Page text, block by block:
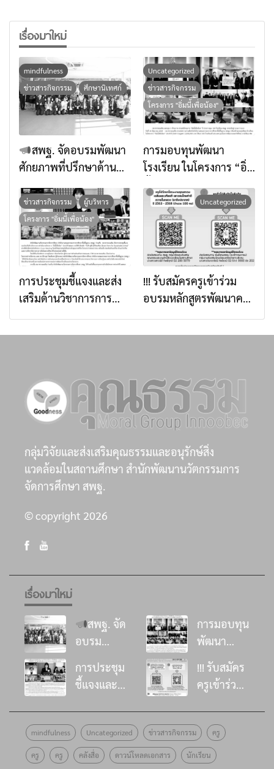
เรื่องมาใหม่
mindfulness
ข่าวสารกิจกรรม
ศึกษานิเทศก์
สพฐ. จัดอบรมพัฒนา
ศักยภาพที่ปรึกษาด้าน
ทางจิตใจด้วยศาสตร์แห่ง
สติ เตรียมพร้อมยกระดับ
การส่งเสริมคุณธรรมใน
ระดับพื้นที่ผ่านการเรียนรู้
วิถีใหม่
Uncategorized
ข่าวสารกิจกรรม
โครงการ "อิ่มนี้เพื่อน้อง"
การมอบทุนพัฒนา
โรงเรียน ในโครงการ “อิ่ม
๒๕๖๙ ธนาคารออมสิน
มอบทุน จำนวน 100
โรงเรียน จำนวนทั้งสิ้น
5,000,000 บาท
ข่าวสารกิจกรรม
ผู้บริหาร
โครงการ "อิ่มนี้เพื่อน้อง"
การประชุมชี้แจงและส่ง
เสริมด้านวิชาการการ
นี้เพื่อน้อง” ประจำปี
(Smart Farm for
Sustainable Living)”
Uncategorized
!!! รับสมัครครูเข้าร่วม
อบรมหลักสูตรพัฒนาครู
10 !!
กลุ่มวิจัยและส่งเสริมคุณธรรมและอนุรักษ์สิ่ง
แวดล้อมในสถานศึกษา สำนักพัฒนานวัตกรรมการ
จัดการศึกษา สพฐ.
© copyright 2026
เรื่องมาใหม่
สพฐ. จัด
อบรม
ศักยภาพที่
ปรึกษาด้าน
การเสริม
สร้าง
ภูมิคุ้มกัน
ทางจิตใจ
การมอบทุน
พัฒนา
โรงเรียน ใน
โครงการ
“อิ่มนี้เพื่อ
น้อง”
ประจำปี
๒๕๖๙
ธนาคาร
การประชุม
ชี้แจงและ
ดำเนินงาน
โครงการ
!!! รับสมัคร
ครูเข้าร่วม
พัฒนาครู
โครงงาน
mindfulness Uncategorized ข่าวสารกิจกรรม ครู
ครู ครู คลังสื่อ ดาวน์โหลดเอกสาร นักเรียน